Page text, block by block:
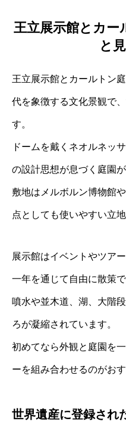
王立展示館とカー
と
王立展示館とカールトン
代を象徴する文化景観で
す。
ドームを戴くネオルネッ
の設計思想が息づく庭園
敷地はメルボルン博物館
点としても使いやすい立地
展示館はイベントやツア
一年を通じて自由に散策で
噴水や並木道、湖、大階
ろが凝縮されています。
初めてなら外観と庭園を
ーを組み合わせるのがおす
世界遺産に登録され